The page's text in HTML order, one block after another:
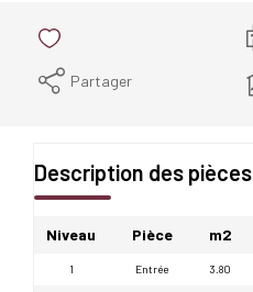
Partager
Description des pièces
Niveau Pièce m2
1 Entrée 3.80